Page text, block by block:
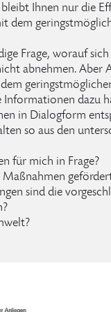
Ihnen nur die
dem
Frage, worauf
abnehmen. Aber
Informationen dazu
in Dialogform
so aus den
für mich in Frage?
Maßnahmen
sind die